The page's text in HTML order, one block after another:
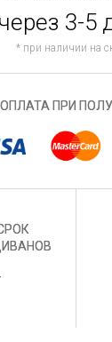
через 3-5
* при наличии на
ОПЛАТА ПРИ